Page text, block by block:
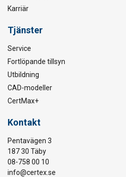
Karriär
Tjänster
Service
Fortlöpande tillsyn
Utbildning
CAD-modeller
CertMax+
Kontakt
Pentavägen 3
187 30 Täby
08-758 00 10
info@certex.se